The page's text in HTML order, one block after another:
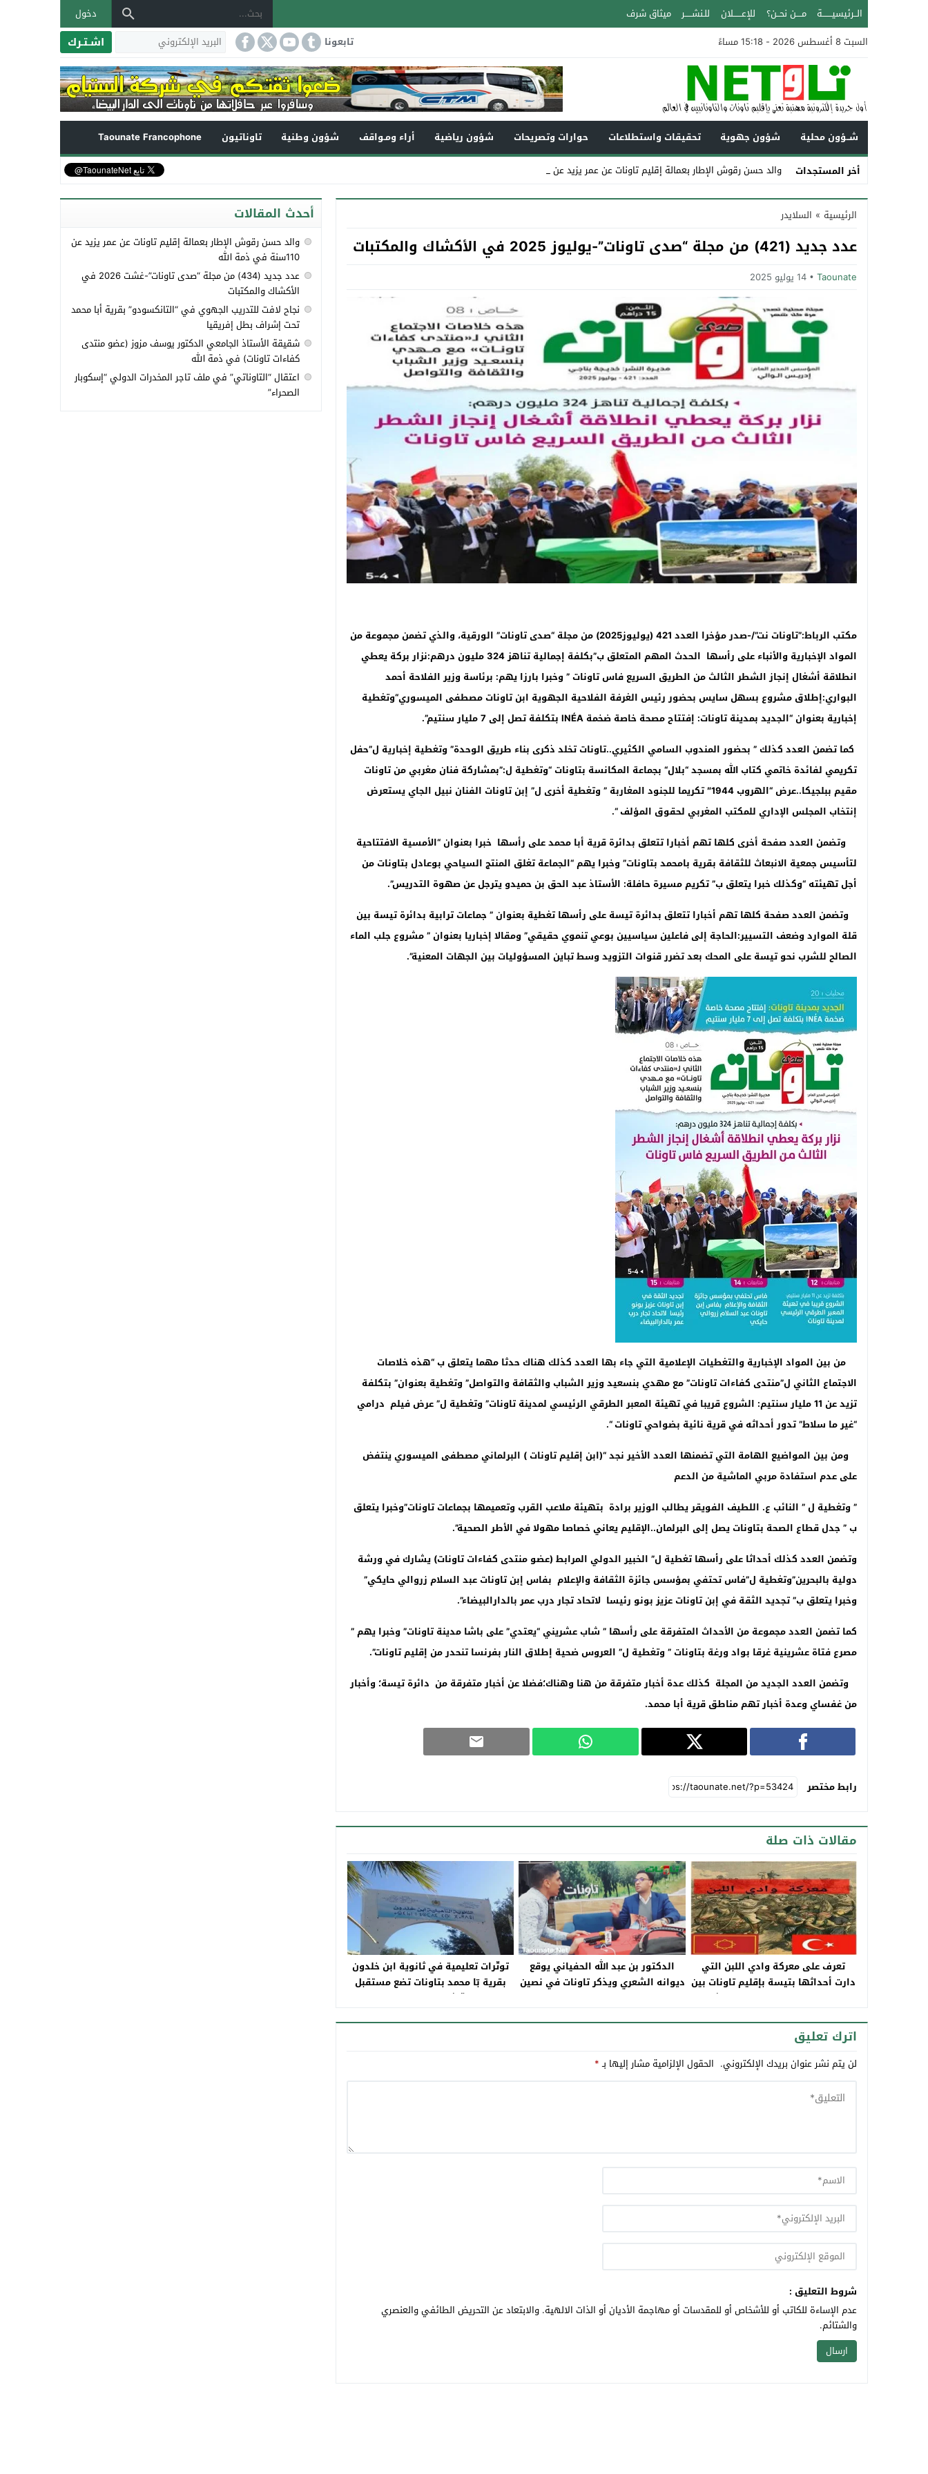
الــرئيسيـــــــة مــــن نحــن؟ للإعــــــلان للـنشـــــر ميثاق شرف
دخول
السبت 8 أغسطس 2026 - 15:18 مساءً
تابعونا اشـتـرك
شــؤون محلية شؤون جهوية تحقيقات واستطلاعات حوارات وتصريحات شؤون رياضية أراء ومـواقف شؤون وطنية تاوناتيون
Taounate Francophone
أخر المستجدات
والد حسن رقوش الإطار بعمالة إقليم تاونات عن عمر يزيد عن 110سنة في ذ _
Stop
Previous
Next
الرئيسية » السلايدر
عدد جديد (421) من مجلة “صدى تاونات”-يوليوز 2025 في الأكشاك والمكتبات
Taounate 14 يوليو 2025
مكتب الرباط:”تاونات نت”/-صدر مؤخرا العدد 421 (يوليوز2025) من مجلة “صدى تاونات” الورقية، والذي تضمن مجموعة من
المواد الإخبارية والأنباء على رأسها الحدث المهم المتعلق ب”بكلفة إجمالية تناهز 324 مليون درهم:نزار بركة يعطي
انطلاقة أشغال إنجاز الشطر الثالث من الطريق السريع فاس تاونات ” وخبرا بارزا يهم: برئاسة وزير الفلاحة أحمد
البواري:إطلاق مشروع بسهل سايس بحضور رئيس الغرفة الفلاحية الجهوية ابن تاونات مصطفى الميسوري“وتغطية
إخبارية بعنوان “الجديد بمدينة تاونات: إفتتاح مصحة خاصة ضخمة
بتكلفة تصل إلى 7 مليار سنتيم”.
كما تضمن العدد كذلك ” بحضور المندوب السامي الكثيري..تاونات تخلد ذكرى بناء طريق الوحدة” وتغطية إخبارية ل”حفل
تكريمي لفائدة خاتمي كتاب الله بمسجد “بلال“ بجماعة المكانسة بتاونات “وتغطية ل:”بمشاركة فنان مغربي من تاونات
مقيم ببلجيكا..عرض “الهروب 1944″ تكريما للجنود المغاربة ” وتغطية أخرى ل” إبن تاونات الفنان نبيل الجاي يستعرض
إنتخاب المجلس الإداري للمكتب المغربي لحقوق المؤلف “.
وتضمن العدد صفحة أخرى كلها تهم أخبارا تتعلق بدائرة قرية أبا محمد على رأسها خبرا بعنوان “الأمسية الافتتاحية
لتأسيس جمعية الانبعاث للثقافة بقرية بامحمد بتاونات” وخبرا يهم “الجماعة تغلق المنتج السياحي بوعادل بتاونات من
أجل تهيئته
وتضمن العدد صفحة كلها تهم أخبارا تتعلق بدائرة تيسة على رأسها تغطية بعنوان ” جماعات ترابية بدائرة تيسة بين
قلة الموارد وضعف التسيير:الحاجة إلى فاعلين سياسيين بوعي تنموي حقيقي” ومقالا إخباريا بعنوان ” مشروع جلب الماء
الصالح للشرب نحو تيسة على المحك بعد تضرر قنوات التزويد وسط تباين المسؤوليات بين الجهات المعنية”.
من بين المواد الإخبارية والتغطيات الإعلامية التي جاء بها العدد كذلك هناك حدثا مهما يتعلق ب “هذه خلاصات
الاجتماع الثاني ل”منتدى كفاءات تاونات” مع مهدي بنسعيد وزير الشباب والثقافة والتواصل” وتغطية بعنوان” بتكلفة
تزيد عن 11 مليار سنتيم: الشروع قريبا في تهيئة المعبر الطرقي الرئيسي لمدينة تاونات” وتغطية ل” عرض فيلم درامي
“غير ما سلاط” تدور أحداثه في قرية نائية بضواحي تاونات “.
ومن بين المواضيع الهامة التي تضمنها العدد الأخير نجد “(ابن إقليم تاونات ) البرلماني مصطفى الميسوري ينتفض
على عدم استفادة مربي الماشية من الدعم
” وتغطية ل ” النائب ع. اللطيف الفويقر يطالب الوزير برادة بتهيئة ملاعب القرب وتعميمها بجماعات تاونات”وخبرا يتعلق
ب ” جدل قطاع الصحة بتاونات يصل إلى البرلمان..الإقليم يعاني خصاصا مهولا في الأطر الصحية”.
وتضمن العدد كذلك أحداثا على رأسها تغطية ل” الخبير الدولي المرابط (عضو منتدى كفاءات تاونات) يشارك في ورشة
دولية بالبحرين”وتغطية ل”فاس تحتفي بمؤسس جائزة الثقافة والإعلام بفاس إبن تاونات عبد السلام زروالي حايكي”
وخبرا يتعلق ب” تجديد الثقة في إبن تاونات عزيز بونو رئيسا لاتحاد تجار درب عمر بالدارالبيضاء”.
كما تضمن العدد مجموعة من الأحداث المتفرقة على رأسها ” شاب عشريني “يعتدي” على باشا مدينة تاونات” وخبرا يهم ”
مصرع فتاة عشرينية غرقا بواد ورغة بتاونات” وتغطية ل” العروس ضحية إطلاق النار بفرنسا تنحدر من إقليم تاونات”.
وتضمن العدد الجديد من المجلة كذلك عدة أخبار متفرقة من هنا وهناك؛فضلا عن أخبار متفرقة من دائرة تيسة؛ وأخبار
من غفساي وعدة أخبار تهم مناطق قرية أبا محمد.
رابط مختصر
مقالات ذات صلة
تعرف على معركة وادي اللبن التي
دارت أحداثها بتيسة بإقليم تاونات بين
السعديين المغاربة والقوات العثمانية
الدكتور بن عبد الله الحفياني يوقع
ديوانه الشعري ويذكر تاونات في نصين
توتّرات تعليمية في ثانوية ابن خلدون
بقرية بّا محمد بتاونات تضع مستقبل
النّاشئة على المحك
اترك تعليق
لن يتم نشر عنوان بريدك الإلكتروني. الحقول الإلزامية مشار إليها بـ*
شروط التعليق :
عدم الإساءة للكاتب أو للأشخاص أو للمقدسات أو مهاجمة الأديان أو الذات الالهية. والابتعاد عن التحريض الطائفي والعنصري
والشتائم.
أحدث المقالات
والد حسن رقوش الإطار بعمالة إقليم تاونات عن عمر يزيد عن
110سنة في ذمة الله
عدد جديد (434) من مجلة “صدى تاونات”-غشت 2026 في
الأكشاك والمكتبات
نجاح لافت للتدريب الجهوي في “التانكسودو” بقرية أبا محمد
تحت إشراف بطل إفريقيا
شقيقة الأستاذ الجامعي الدكتور يوسف مزوز (عضو منتدى
كفاءات تاونات) في ذمة الله
اعتقال “التاوناتي” في ملف تاجر المخدرات الدولي “إسكوبار
الصحراء”